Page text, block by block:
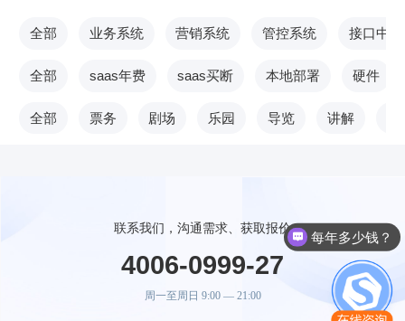
全部 业务系统 营销系统 管控系统 接口中台
全部 saas年费 saas买断 本地部署 硬件
全部 票务 剧场 乐园 导览 讲解
联系我们，沟通需求、获取报价
4006-0999-27
周一至周日 9:00 — 21:00
每年多少钱？